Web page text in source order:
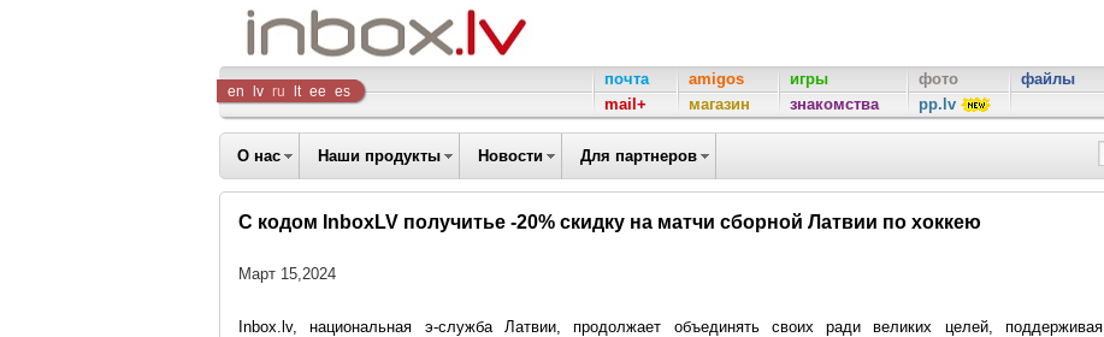
Inbox
Company
en lv ru lt ee es
почта
mail+
amigos
магазин
игры
знакомства
фото
pp.lv
файлы
О нас Наши продукты Новости Для партнеров
С кодом InboxLV получитьe -20% скидку на матчи сборной Латвии по хоккею
Март 15,2024
Inbox.lv, национальная э-служба Латвии, продолжает объединять своих ради великих целей, поддерживая